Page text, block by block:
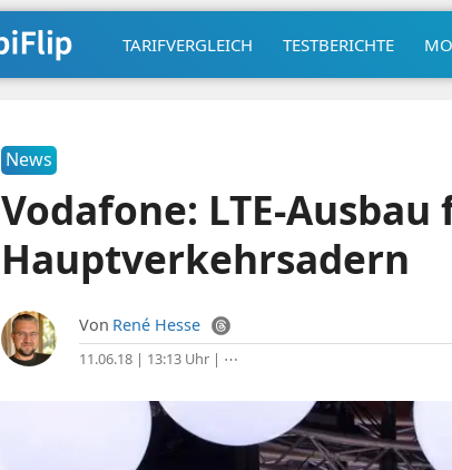
TARIFVERGLEICH TESTBERICHTE
News
Vodafone: LTE-
Hauptverkehrsadern
Von René Hesse
11.06.18 | 13:13 Uhr| ⋯